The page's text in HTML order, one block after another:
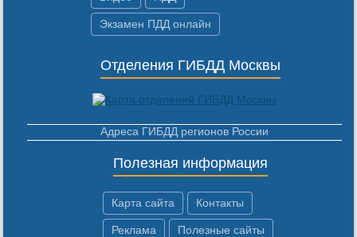
Экзамен ПДД онлайн
Отделения ГИБДД Москвы
Адреса ГИБДД регионов России
Полезная информация
Карта сайта Контакты
Реклама Полезные сайты